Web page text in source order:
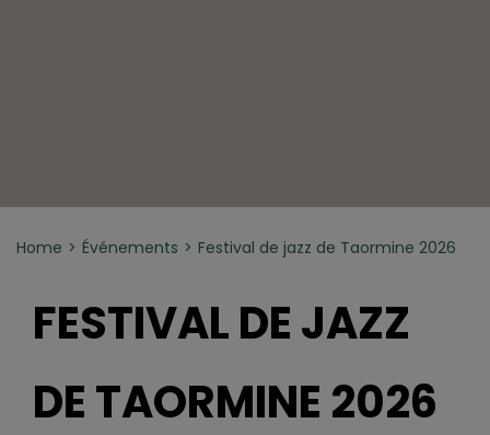
Home Événements Festival de jazz de Taormine 2026
FESTIVAL DE JAZZ
DE TAORMINE 2026